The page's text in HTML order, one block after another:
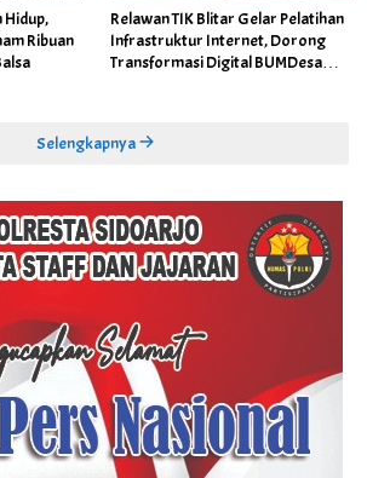
Hidup,
Ribuan
Relawan TIK Blitar Gelar Pelatihan
Infrastruktur Internet, Dorong
Transformasi Digital BUMDesa
Selengkapnya